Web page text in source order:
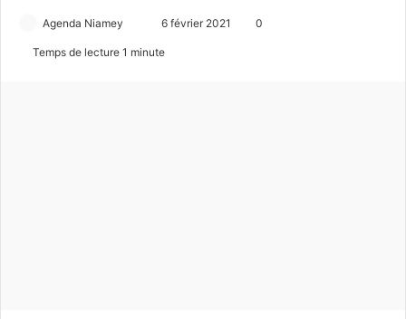
Agenda Niamey
n
6 février 2021 0
Temps de lecture 1 minute